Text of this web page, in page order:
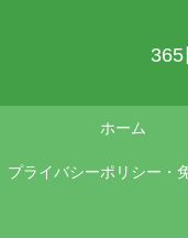
ホーム
プライバシーポリシー・